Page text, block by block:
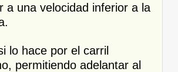
a una velocidad inferior a la
lo hace por el carril
permitiendo adelantar al